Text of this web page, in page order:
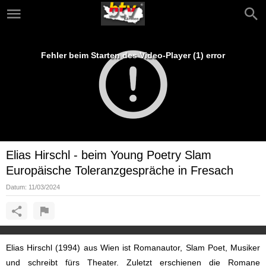
Fehler beim Starten des Video-Player (1) error
Elias Hirschl - beim Young Poetry Slam
Europäische Toleranzgespräche in Fresach
Datum: 11/03/2024
Elias Hirschl (1994) aus Wien ist Romanautor, Slam Poet, Musiker
und schreibt fürs Theater. Zuletzt erschienen die Romane